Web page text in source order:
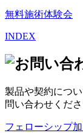
無料施術体験会
INDEX
製品や契約につ
問い合わせくださ
フェローシップ